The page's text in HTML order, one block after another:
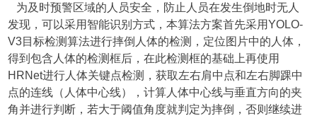
为及时预警区域的人员安全，防止人员在发生倒地时无人
发现，可以采用智能识别方式，本算法方案首先采用YOLO-
V3目标检测算法进行摔倒人体的检测，定位图片中的人体，
得到包含人体的检测框后，在此检测框的基础上再使用
HRNet进行人体关键点检测，获取左右肩中点和左右脚踝中
点的连线（人体中心线），计算人体中心线与垂直方向的夹
角并进行判断，若大于阈值角度就判定为摔倒，否则继续进